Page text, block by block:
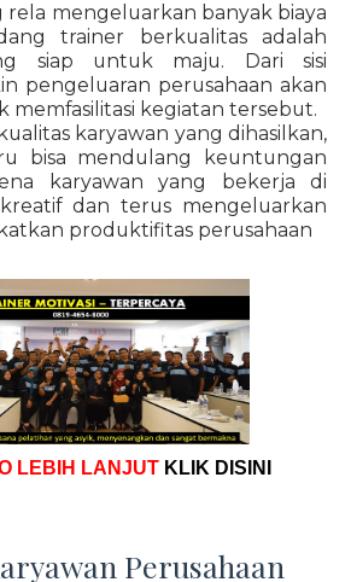
rela mengeluarkan banyak biaya
trainer berkualitas adalah
siap untuk maju. Dari sisi
pengeluaran perusahaan akan
kegiatan tersebut.
karyawan yang dihasilkan,
bisa mendulang keuntungan
karyawan yang bekerja di
dan terus mengeluarkan
produktifitas perusahaan
LEBIH LANJUT KLIK DISINI
Perusahaan